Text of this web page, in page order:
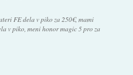
FE dela v piko za 250€, mami
v piko, meni honor magic 5 pro za